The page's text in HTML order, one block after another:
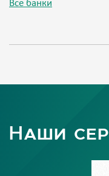
Все банки
Наши